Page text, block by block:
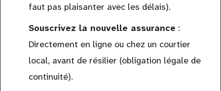
faut pas plaisanter avec les délais).
Souscrivez la nouvelle assurance :
Directement en ligne ou chez un courtier
local, avant de résilier (obligation légale de
continuité).